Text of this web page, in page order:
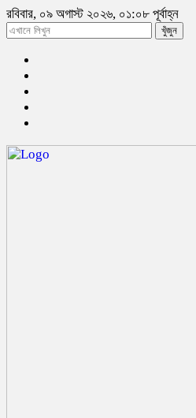
রবিবার, ০৯ অগাস্ট ২০২৬, ০১:০৮ পূর্বাহ্ন
খুঁজুন